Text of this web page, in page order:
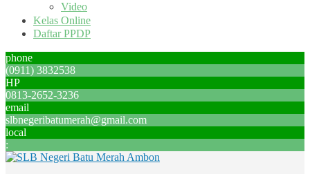
Video
Kelas Online
Daftar PPDP
phone
(0911) 3832538
HP
0813-2652-3236
email
slbnegeribatumerah@gmail.com
local
: